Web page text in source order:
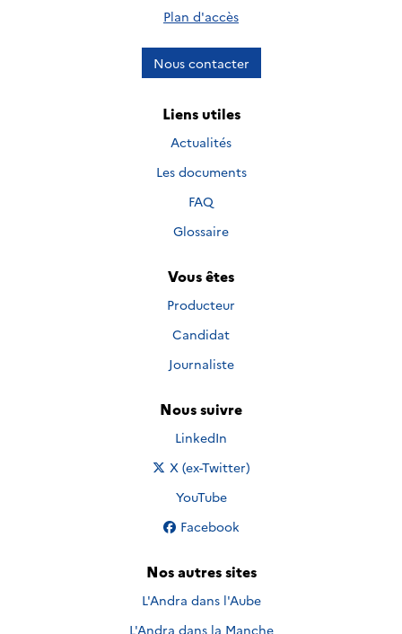
Plan d'accès
Nous contacter
Liens utiles
Actualités
Les documents
FAQ
Glossaire
Vous êtes
Producteur
Candidat
Journaliste
Nous suivre
Nous suivre sur
LinkedIn
Nous suivre sur
X (ex-Twitter)
Nous suivre sur
YouTube
Nous suivre sur
Facebook
Nos autres sites
L'Andra dans l'Aube
L'Andra dans la Manche